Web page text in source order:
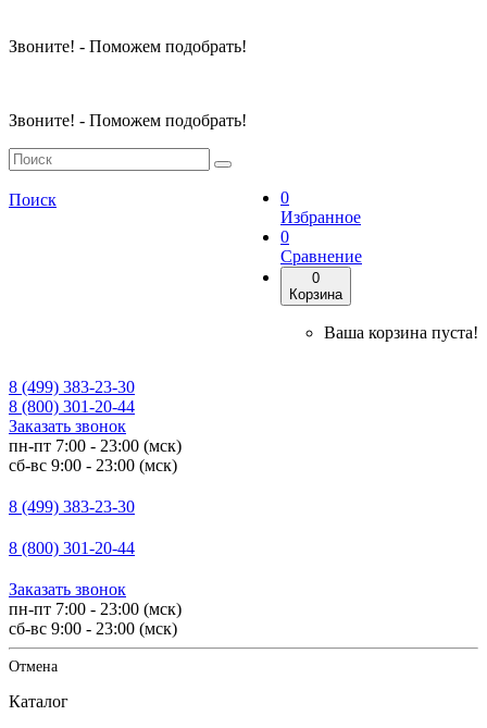
Звоните! - Поможем подобрать!
Звоните! - Поможем подобрать!
0
Избранное
0
Сравнение
0
Корзина
Ваша корзина пуста!
Поиск
8 (499) 383-23-30
8 (800) 301-20-44
Заказать звонок
пн-пт 7:00 - 23:00 (мск)
сб-вс 9:00 - 23:00 (мск)
8 (499) 383-23-30
8 (800) 301-20-44
Заказать звонок
пн-пт 7:00 - 23:00 (мск)
сб-вс 9:00 - 23:00 (мск)
Отмена
Каталог